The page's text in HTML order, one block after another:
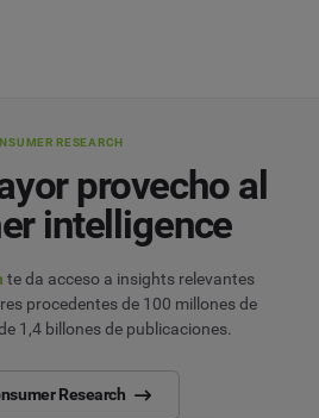
RESEARCH
provecho al
intelligence
te da acceso a insights relevantes
procedentes de 100 millones de
1,4 billones de publicaciones.
Research